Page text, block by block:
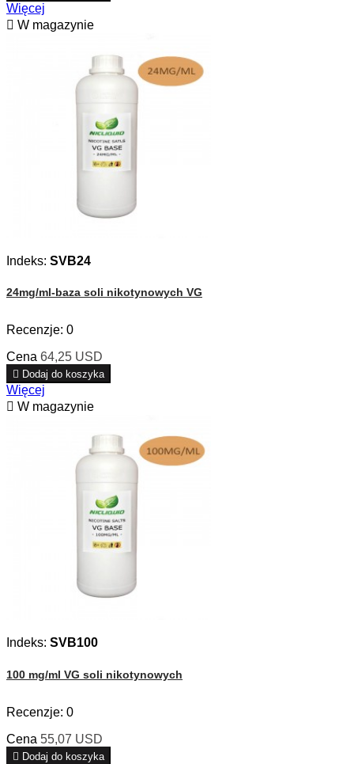
Więcej
 W magazynie
Indeks: SVB24
24mg/ml-baza soli nikotynowych VG
Recenzje: 0
Cena 64,25 USD
 Dodaj do koszyka
Więcej
 W magazynie
Indeks: SVB100
100 mg/ml VG soli nikotynowych
Recenzje: 0
Cena 55,07 USD
 Dodaj do koszyka